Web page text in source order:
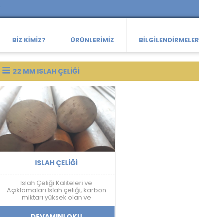
BIZ KIMIZ? ÜRÜNLERIMIZ BILGILENDIRMELER
22 MM ISLAH ÇELIĞI
ISLAH ÇELIĞI
Islah Çeliği Kaliteleri ve
Açıklamaları Islah çeliği, karbon
miktarı yüksek olan ve
sertleştirme işlemine uygun olan
çeliklerdir. Islah çeliği, farklı